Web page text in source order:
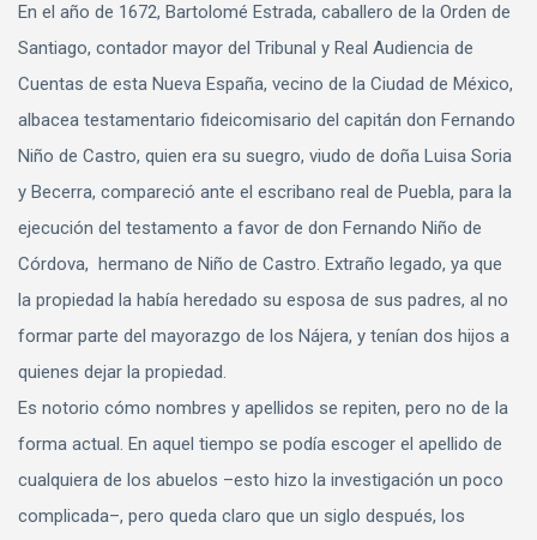
En el año de 1672, Bartolomé Estrada, caballero de la Orden de
Santiago, contador mayor del Tribunal y Real Audiencia de
Cuentas de esta Nueva España, vecino de la Ciudad de México,
albacea testamentario fideicomisario del capitán don Fernando
Niño de Castro, quien era su suegro, viudo de doña Luisa Soria
y Becerra, compareció ante el escribano real de Puebla, para la
ejecución del testamento a favor de don Fernando Niño de
Córdova, hermano de Niño de Castro. Extraño legado, ya que
la propiedad la había heredado su esposa de sus padres, al no
formar parte del mayorazgo de los Nájera, y tenían dos hijos a
quienes dejar la propiedad.
Es notorio cómo nombres y apellidos se repiten, pero no de la
forma actual. En aquel tiempo se podía escoger el apellido de
cualquiera de los abuelos –esto hizo la investigación un poco
complicada–, pero queda claro que un siglo después, los